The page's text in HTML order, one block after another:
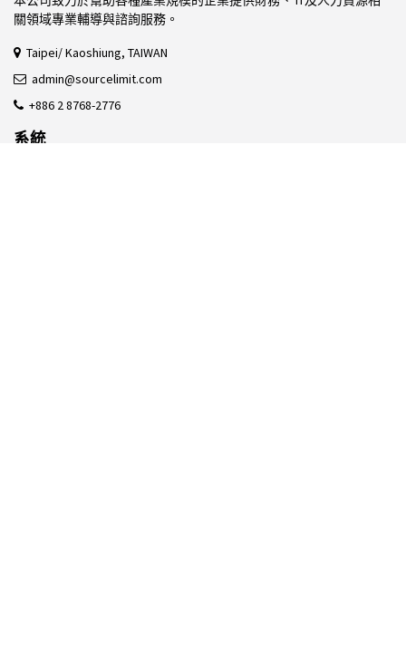
關領域專業輔導與諮詢服務。
Taipei/ Kaoshiung, TAIWAN
admin@sourcelimit.com
+886 2 8768-2776
系統